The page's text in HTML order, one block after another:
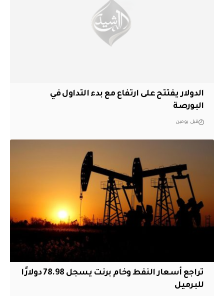
الدولار يفتتح على ارتفاع مع بدء التداول في
البورصة
قبل يومين
تراجع أسعار النفط وخام برنت يسجل 78.98 دولارًا
للبرميل